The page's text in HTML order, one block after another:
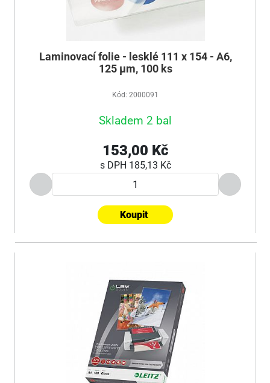
Laminovací folie - lesklé 111 x 154 - A6,
125 µm, 100 ks
Kód: 2000091
Skladem 2 bal
153,00 Kč
s DPH 185,13 Kč
Koupit